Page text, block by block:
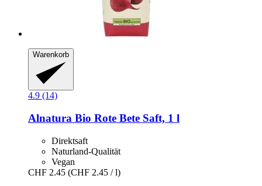
Warenkorb
4.9 (14)
Alnatura Bio Rote Bete Saft, 1 l
Direktsaft
Naturland-Qualität
Vegan
CHF 2.45 (CHF 2.45 / l)